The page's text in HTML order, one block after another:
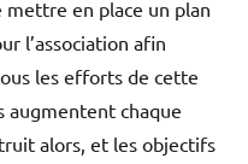
mettre en place un plan
l’association afin
les efforts de cette
chaque
alors, et les objectifs